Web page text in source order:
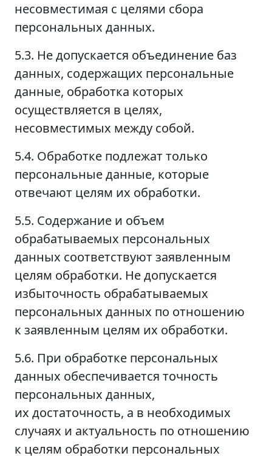
несовместимая с целями сбора
персональных данных.
5.3. Не допускается объединение баз
данных, содержащих персональные
данные, обработка которых
осуществляется в целях,
несовместимых между собой.
5.4. Обработке подлежат только
персональные данные, которые
отвечают целям их обработки.
5.5. Содержание и объем
обрабатываемых персональных
данных соответствуют заявленным
целям обработки. Не допускается
избыточность обрабатываемых
персональных данных по отношению
к заявленным целям их обработки.
5.6. При обработке персональных
данных обеспечивается точность
персональных данных,
их достаточность, а в необходимых
случаях и актуальность по отношению
к целям обработки персональных